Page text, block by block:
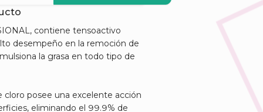
contiene tensoactivo
desempeño en la remoción de
la grasa en todo tipo de
cloro posee una excelente acción
eliminando el 99.9% de